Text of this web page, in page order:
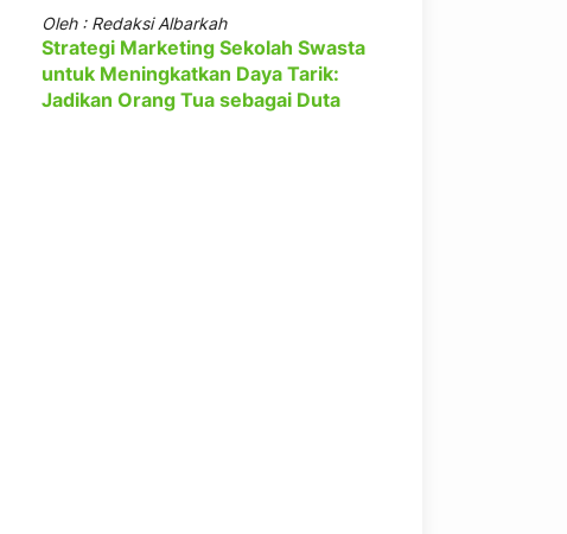
Oleh : Redaksi Albarkah
Strategi Marketing Sekolah Swasta
untuk Meningkatkan Daya Tarik:
Jadikan Orang Tua sebagai Duta